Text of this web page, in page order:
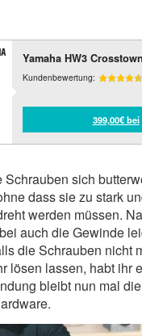
Yamaha HW3
Kundenbewertung:
399,00€ bei
sich
dass sie zu stark
werden müssen.
auch die Gewinde
die Schrauben nicht
lösen lassen, habt ihr
bleibt nun mal